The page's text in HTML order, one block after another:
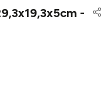
-